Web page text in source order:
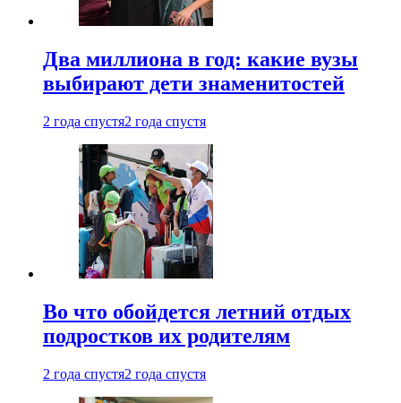
Два миллиона в год: какие вузы
выбирают дети знаменитостей
2 года спустя2 года спустя
Во что обойдется летний отдых
подростков их родителям
2 года спустя2 года спустя